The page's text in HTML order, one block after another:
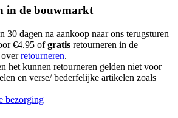
in de bouwmarkt
30 dagen na aankoop naar ons terugsturen
€4.95 ofgratis retourneren in de
retourneren.
het kunnen retourneren gelden niet voor
en verse/ bederfelijke artikelen zoals
bezorging